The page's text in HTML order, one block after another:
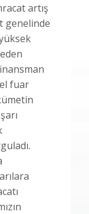
artış
genelinde
fuar